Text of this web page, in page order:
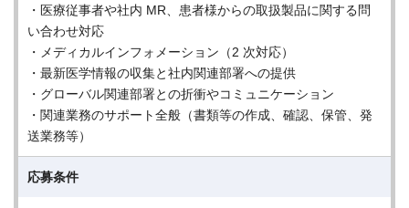
・医療従事者や社内 MR、患者様からの取扱製品に関する問
い合わせ対応
・メディカルインフォメーション（2 次対応）
・最新医学情報の収集と社内関連部署への提供
・グローバル関連部署との折衝やコミュニケーション
・関連業務のサポート全般（書類等の作成、確認、保管、発
送業務等）
応募条件